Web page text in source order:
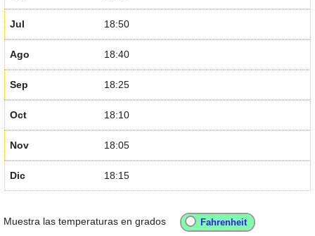
Jul 18:50
Ago 18:40
Sep 18:25
Oct 18:10
Nov 18:05
Dic 18:15
Muestra las temperaturas en grados